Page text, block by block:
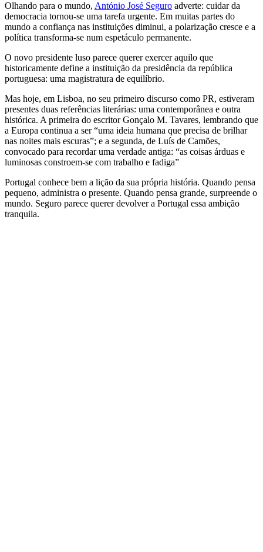
Olhando para o mundo, António José Seguro adverte: cuidar da
democracia tornou-se uma tarefa urgente. Em muitas partes do
mundo a confiança nas instituições diminui, a polarização cresce e a
política transforma-se num espetáculo permanente.
O novo presidente luso parece querer exercer aquilo que
historicamente define a instituição da presidência da república
portuguesa: uma magistratura de equilíbrio.
Mas hoje, em Lisboa, no seu primeiro discurso como PR, estiveram
presentes duas referências literárias: uma contemporânea e outra
histórica. A primeira do escritor Gonçalo M. Tavares, lembrando que
a Europa continua a ser “uma ideia humana que precisa de brilhar
nas noites mais escuras”; e a segunda, de Luís de Camões,
convocado para recordar uma verdade antiga: “as coisas árduas e
luminosas constroem-se com trabalho e fadiga”
Portugal conhece bem a lição da sua própria história. Quando pensa
pequeno, administra o presente. Quando pensa grande, surpreende o
mundo. Seguro parece querer devolver a Portugal essa ambição
tranquila.